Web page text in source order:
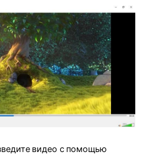
видео с помощью